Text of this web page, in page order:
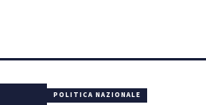
POLITICA NAZIONALE